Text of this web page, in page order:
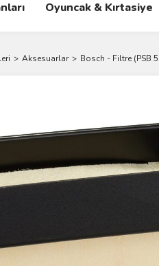
Oyuncak & Kırtasiye
Aksesuarlar Bosch - Filtre (PSB